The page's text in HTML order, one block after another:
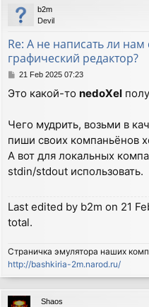
b2m
Devil
Re: А не написать ли
графический редактор?
P
s
21 Feb 2025 07:23
Это какой-то nedoXel
Чего мудрить, возьми в
пиши своих компаньёнов
А вот для локальных
stdin/stdout использовать.
Last edited by b2m on 21
total.
Страничка эмулятора наших
http://bashkiria-2m.narod.ru/
Shaos